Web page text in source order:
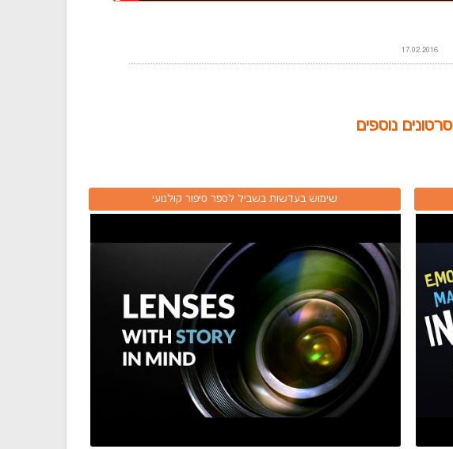
17.02.2016
סרטונים נוספים
שימוש בעדשות בשביל לספר סיפור קולנועי